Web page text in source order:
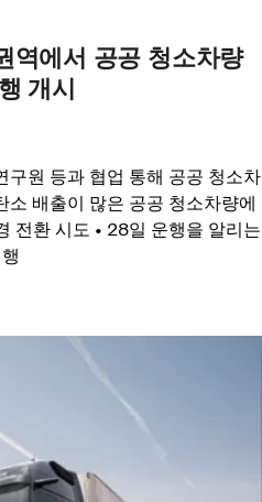
역에서 공공 청소차량
개시
구원 등과 협업 통해 공공 청소차
배출이 많은 공공 청소차량에
전환 시도 • 28일 운행을 알리는